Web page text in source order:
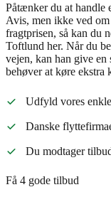
Påtænker du at handle
Avis, men ikke ved
fragtprisen, så kan du
Toftlund her. Når du
vejen, kan han give
behøver at køre ekstra
Udfyld vores
Danske
Du modtager
Få 4 gode tilbud